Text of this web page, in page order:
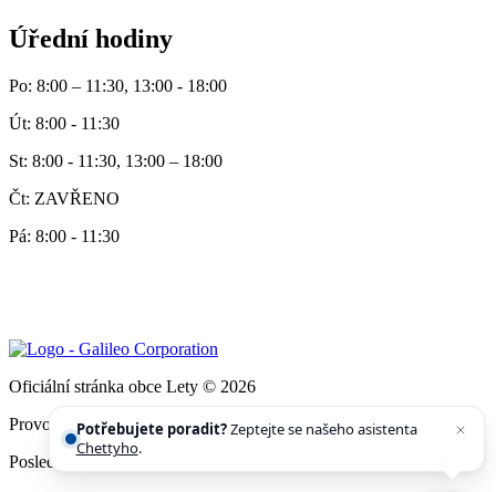
Úřední hodiny
Po: 8:00 – 11:30, 13:00 - 18:00
Út: 8:00 - 11:30
St: 8:00 - 11:30, 13:00 – 18:00
Čt: ZAVŘENO
Pá: 8:00 - 11:30
Oficiální stránka obce Lety © 2026
ProvozovatelGalileo Corporation s.r.o.
Poslední aktualizace: 3. 8. 2026
Potřebujete poradit?Zeptejte se našeho asistenta
Chettyho.